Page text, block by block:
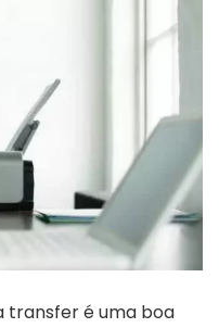
transfer é uma boa